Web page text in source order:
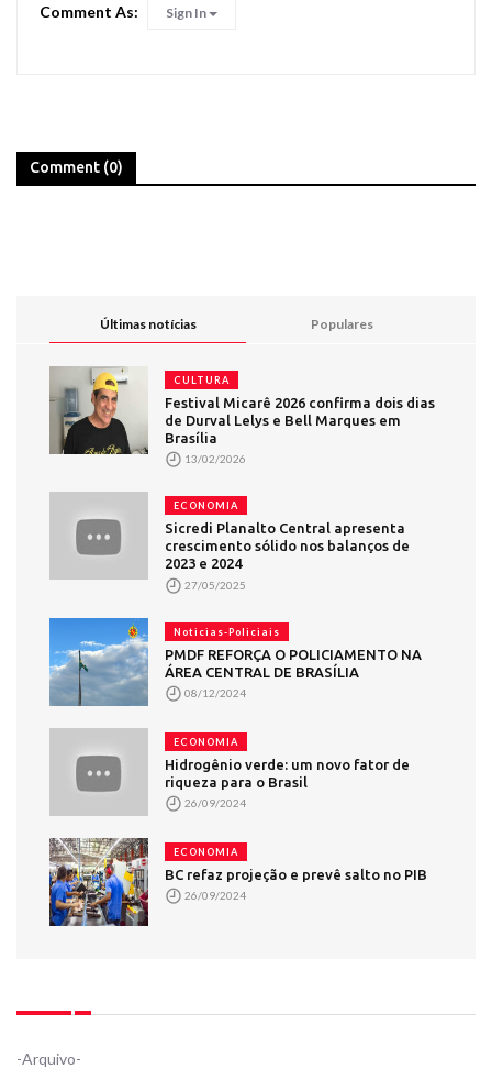
Comment As: Sign In
Comment (0)
Últimas notícias Populares
CULTURA
Festival Micarê 2026 confirma dois dias
de Durval Lelys e Bell Marques em
Brasília
13/02/2026
ECONOMIA
Sicredi Planalto Central apresenta
crescimento sólido nos balanços de
2023 e 2024
27/05/2025
Noticias-Policiais
PMDF REFORÇA O POLICIAMENTO NA
ÁREA CENTRAL DE BRASÍLIA
08/12/2024
ECONOMIA
Hidrogênio verde: um novo fator de
riqueza para o Brasil
26/09/2024
ECONOMIA
BC refaz projeção e prevê salto no PIB
26/09/2024
-Arquivo-